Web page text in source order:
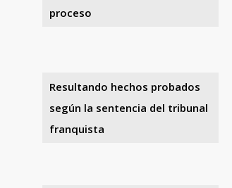
proceso
Resultando hechos probados
según la sentencia del tribunal
franquista